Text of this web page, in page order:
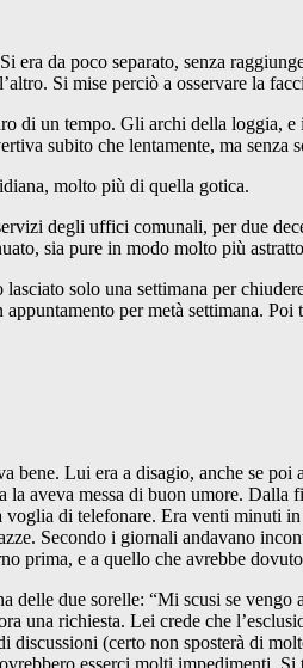
da poco separato, senza
Si mise perciò a osservare la
di un tempo. Gli archi della loggia,
subito che lentamente, ma senza
molto più di quella gotica.
degli uffici comunali, per due
sia pure in modo molto più
solo una settimana per
per metà settimana.
Lui era a disagio, anche se
aveva messa di buon umore.
di telefonare. Era venti minuti
Secondo i giornali andavano
prima, e a quello che avrebbe
delle due sorelle: “Mi scusi se
una richiesta. Lei crede che
discussioni (certo non sposterà di
esserci molti impedimenti.